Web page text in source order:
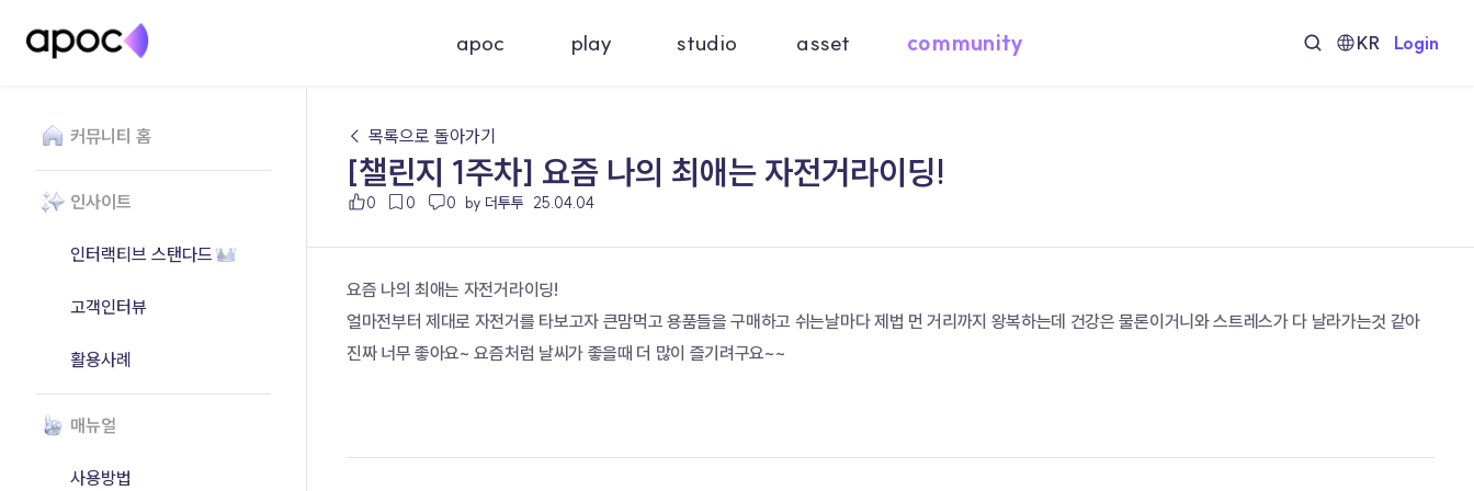
apoc play studio asset community KR Login
커뮤니티 홈
인사이트
인터랙티브 스탠다드
고객인터뷰
활용사례
매뉴얼
사용방법
← 목록으로 돌아가기
[챌린지 1주차] 요즘 나의 최애는 자전거라이딩!
0 0 0 by 더투투 25.04.04
요즘 나의 최애는 자전거라이딩!
얼마전부터 제대로 자전거를 타보고자 큰맘먹고 용품들을 구매하고 쉬는날마다 제법 먼 거리까지 왕복하는데 건강은 물론이거니와 스트레스가 다 날라가는것 같아
진짜 너무 좋아요~ 요즘처럼 날씨가 좋을때 더 많이 즐기려구요~~